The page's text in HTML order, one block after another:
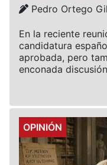
Details
Pedro Ortego Gil
En la reciente
candidatura
aprobada, pero
enconada
Details
OPINIÓN